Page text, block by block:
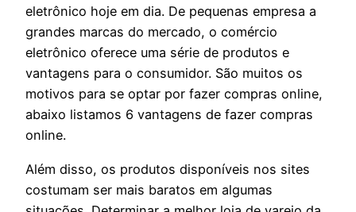
eletrônico hoje em dia. De pequenas empresa a
grandes marcas do mercado, o comércio
eletrônico oferece uma série de produtos e
vantagens para o consumidor. São muitos os
motivos para se optar por fazer compras online,
abaixo listamos 6 vantagens de fazer compras
online.
Além disso, os produtos disponíveis nos sites
costumam ser mais baratos em algumas